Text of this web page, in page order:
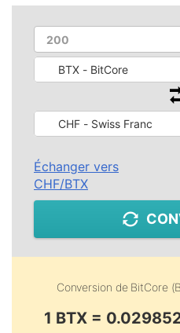
BTX - BitCore
CHF - Swiss Franc
Échanger vers
CHF/BTX
Conversion de BitCore
1 BTX =